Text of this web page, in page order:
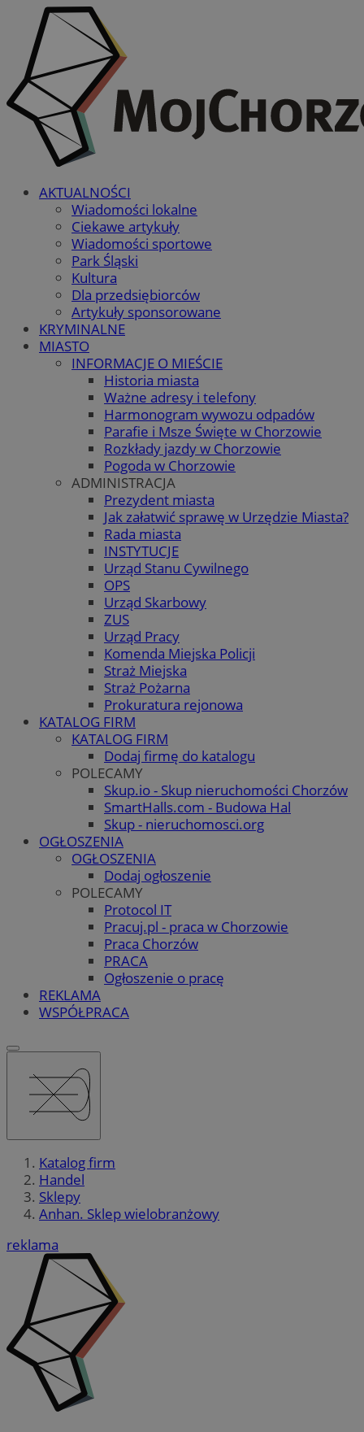
AKTUALNOŚCI
Wiadomości lokalne
Ciekawe artykuły
Wiadomości sportowe
Park Śląski
Kultura
Dla przedsiębiorców
Artykuły sponsorowane
KRYMINALNE
MIASTO
INFORMACJE O MIEŚCIE
Historia miasta
Ważne adresy i telefony
Harmonogram wywozu odpadów
Parafie i Msze Święte w Chorzowie
Rozkłady jazdy w Chorzowie
Pogoda w Chorzowie
ADMINISTRACJA
Prezydent miasta
Jak załatwić sprawę w Urzędzie Miasta?
Rada miasta
INSTYTUCJE
Urząd Stanu Cywilnego
OPS
Urząd Skarbowy
ZUS
Urząd Pracy
Komenda Miejska Policji
Straż Miejska
Straż Pożarna
Prokuratura rejonowa
KATALOG FIRM
KATALOG FIRM
Dodaj firmę do katalogu
POLECAMY
Skup.io - Skup nieruchomości Chorzów
SmartHalls.com - Budowa Hal
Skup - nieruchomosci.org
OGŁOSZENIA
OGŁOSZENIA
Dodaj ogłoszenie
POLECAMY
Protocol IT
Pracuj.pl - praca w Chorzowie
Praca Chorzów
PRACA
Ogłoszenie o pracę
REKLAMA
WSPÓŁPRACA
Katalog firm
Handel
Sklepy
Anhan. Sklep wielobranżowy
reklama